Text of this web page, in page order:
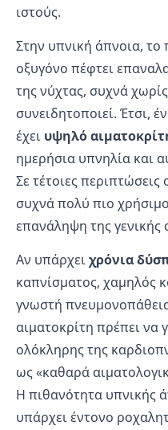
ιστούς.
Στην υπνική άπνοια, το
οξυγόνο πέφτει
της νύχτας, συχνά
συνειδητοποιεί. Έτσι,
έχει υψηλό
ημερήσια υπνηλία και
Σε τέτοιες
συχνά πολύ πιο
επανάληψη της γενικής
Αν υπάρχειχρόνια
καπνίσματος, χαμηλός
γνωστή
αιματοκρίτη πρέπει να
ολόκληρης της
ως «καθαρά
Η πιθανότητα υπνικής
υπάρχει έντονο